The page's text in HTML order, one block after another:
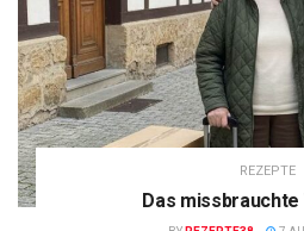
REZEPTE
Das